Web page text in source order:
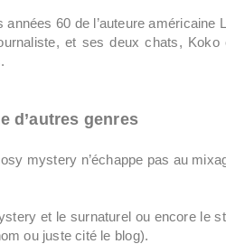
60 de l’auteure américaine
et ses deux chats, Koko
d’autres genres
mystery n’échappe pas au
et le surnaturel ou encore le
ou juste cité le blog).